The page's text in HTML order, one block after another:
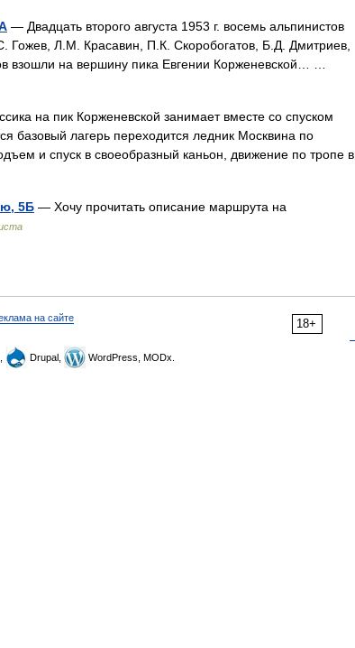
— Двадцать второго августа 1953 г. восемь альпинистов
Л.М. Красавин, П.К. Скоробогатов, Б.Д. Дмитриев,
на вершину пика Евгении Корженевской… …
на пик Корженевской занимает вместе со спуском
базовый лагерь переходится ледник Москвина по
и спуск в своеобразный каньон, движение по тропе в
5Б — Хочу прочитать описание маршрута на
18+
на сайте
Drupal, WordPress, MODx.